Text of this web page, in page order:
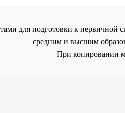
для подготовки к
средним и высшим
При копировании